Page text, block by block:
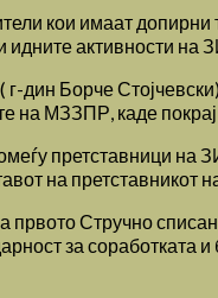
кои имаат
активности на
дин Борче
на МЗЗПР, каде
претставници на
на
првото Стручно
за